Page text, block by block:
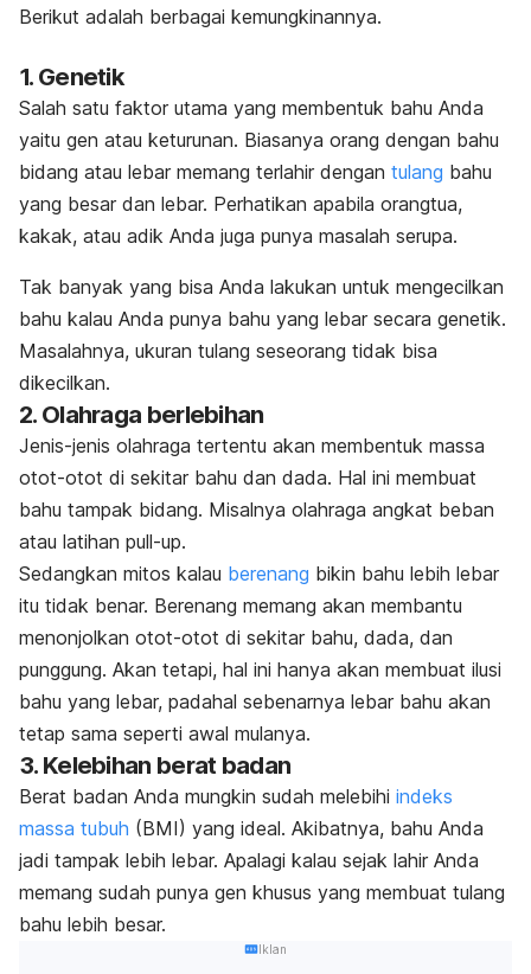
Berikut adalah berbagai kemungkinannya.
1. Genetik
Salah satu faktor utama yang membentuk bahu Anda
yaitu gen atau keturunan. Biasanya orang dengan bahu
bidang atau lebar memang terlahir dengan tulang bahu
yang besar dan lebar. Perhatikan apabila orangtua,
kakak, atau adik Anda juga punya masalah serupa.
Tak banyak yang bisa Anda lakukan untuk mengecilkan
bahu kalau Anda punya bahu yang lebar secara genetik.
Masalahnya, ukuran tulang seseorang tidak bisa
dikecilkan.
2. Olahraga berlebihan
Jenis-jenis olahraga tertentu akan membentuk massa
otot-otot di sekitar bahu dan dada. Hal ini membuat
bahu tampak bidang. Misalnya olahraga angkat beban
atau latihan pull-up.
Sedangkan mitos kalau berenang bikin bahu lebih lebar
itu tidak benar. Berenang memang akan membantu
menonjolkan otot-otot di sekitar bahu, dada, dan
punggung. Akan tetapi, hal ini hanya akan membuat ilusi
bahu yang lebar, padahal sebenarnya lebar bahu akan
tetap sama seperti awal mulanya.
3. Kelebihan berat badan
Berat badan Anda mungkin sudah melebihi indeks
massa tubuh (BMI) yang ideal. Akibatnya, bahu Anda
jadi tampak lebih lebar. Apalagi kalau sejak lahir Anda
memang sudah punya gen khusus yang membuat tulang
bahu lebih besar.
Iklan